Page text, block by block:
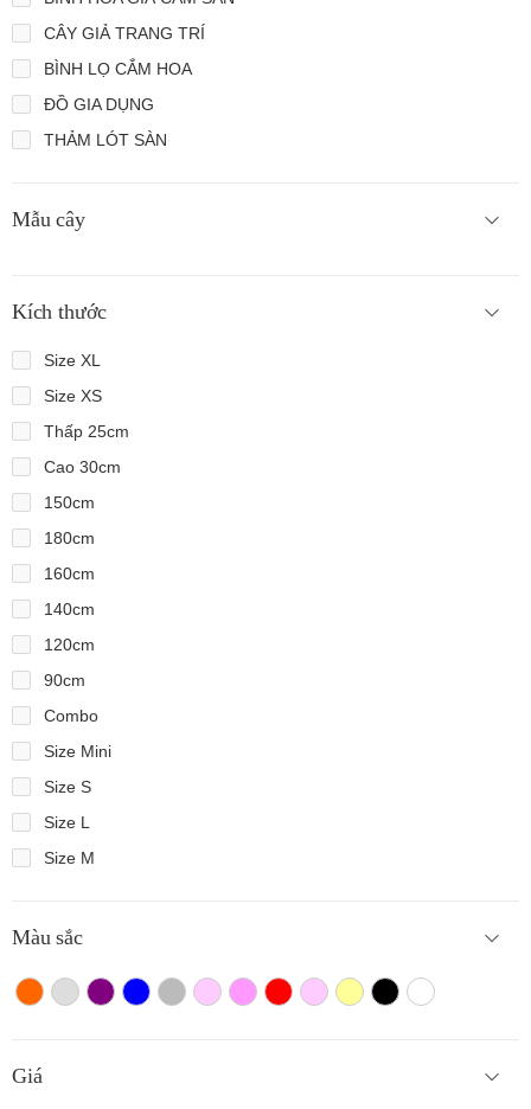
CÂY GIẢ TRANG TRÍ
BÌNH LỌ CẮM HOA
ĐỒ GIA DỤNG
THẢM LÓT SÀN
Mẫu cây
Kích thước
Size XL
Size XS
Thấp 25cm
Cao 30cm
150cm
180cm
160cm
140cm
120cm
90cm
Combo
Size Mini
Size S
Size L
Size M
Màu sắc
Màu camTrắng màu
Tím XanhXám Hồng nhạtHồng đậm
Đỏ HồngVàngMàu đenTrắng
Giá